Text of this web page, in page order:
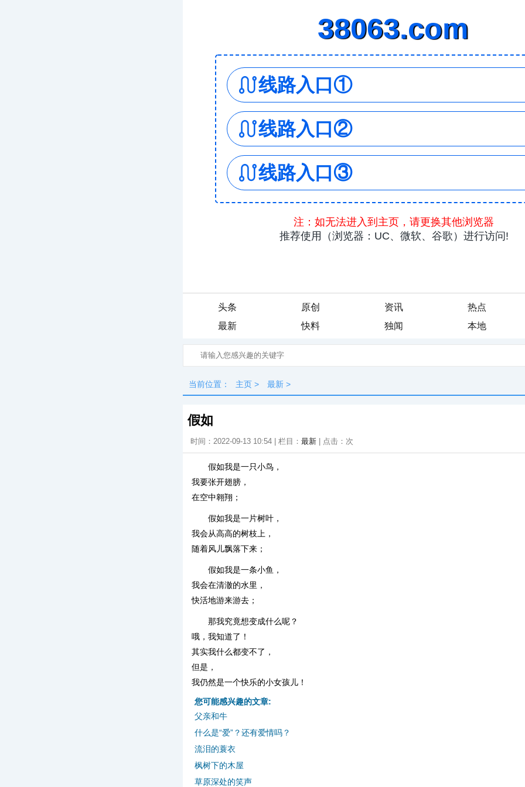
头条 原创 资讯
热点
最新
快料 独闻 本地
当前位置： 主页 > 最新 >
假如
时间：2022-09-13 10:54 | 栏目： 最新 | 点击： 次
假如我是一只小鸟，
我要张开翅膀，
在空中翱翔；
假如我是一片树叶，
我会从高高的树枝上，
随着风儿飘落下来；
假如我是一条小鱼，
我会在清澈的水里，
快活地游来游去；
那我究竟想变成什么呢？
哦，我知道了！
其实我什么都变不了，
但是，
我仍然是一个快乐的小女孩儿！
您可能感兴趣的文章:
父亲和牛
什么是“爱”？还有爱情吗？
流泪的蓑衣
枫树下的木屋
草原深处的笑声